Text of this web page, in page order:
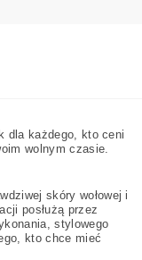
dla każdego, kto ceni
wolnym czasie.
skóry wołowej i
posłużą przez
stylowego
kto chce mieć